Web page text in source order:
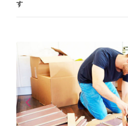
す
arrow_back_iosPrevious